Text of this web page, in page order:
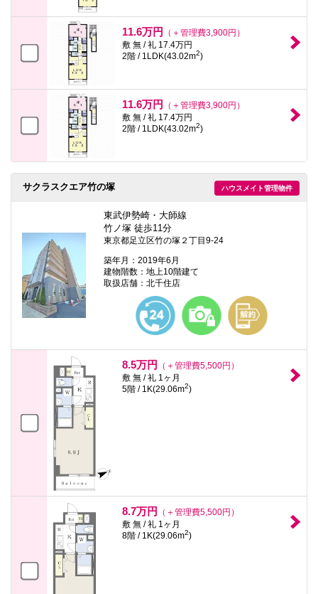
11.6万円
（＋管理費3,900円）
敷 無 / 礼 17.4万円
2階 / 1LDK(43.02m2)
11.6万円
（＋管理費3,900円）
敷 無 / 礼 17.4万円
2階 / 1LDK(43.02m2)
ハウスメイト管理物件
サクラスクエア竹の塚
東武伊勢崎・大師線
竹ノ塚 徒歩11分
東京都足立区竹の塚２丁目9-24
築年月：2019年6月
建物階数：地上10階建て
取扱店舗：北千住店
8.5万円
（＋管理費5,500円）
敷 無 / 礼 1ヶ月
5階 / 1K(29.06m2)
8.7万円
（＋管理費5,500円）
敷 無 / 礼 1ヶ月
8階 / 1K(29.06m2)